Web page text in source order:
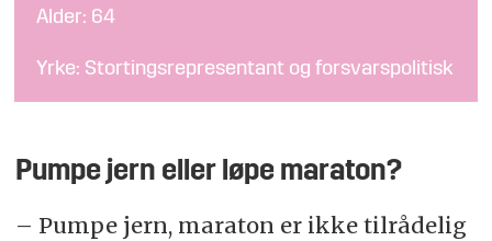
Alder: 64
Yrke: Stortingsrepresentant og forsvarspolitisk
talsperson for Høyre
Pumpe jern eller løpe maraton?
– Pumpe jern, maraton er ikke tilrådelig